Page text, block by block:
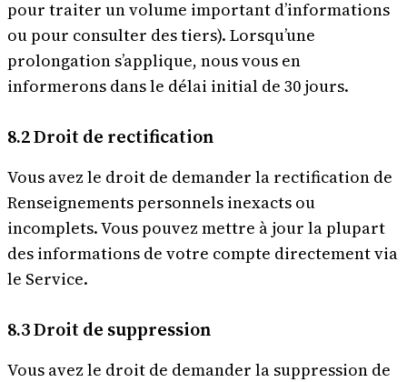
pour traiter un volume important d’informations
ou pour consulter des tiers). Lorsqu’une
prolongation s’applique, nous vous en
informerons dans le délai initial de 30 jours.
8.2 Droit de rectification
Vous avez le droit de demander la rectification de
Renseignements personnels inexacts ou
incomplets. Vous pouvez mettre à jour la plupart
des informations de votre compte directement via
le Service.
8.3 Droit de suppression
Vous avez le droit de demander la suppression de